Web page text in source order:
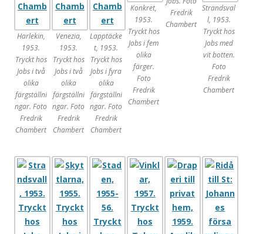
Harlekin,
1953.
Tryckt hos
Jobs i två
olika
färgställni
ngar. Foto
Fredrik
Chambert
Venezia,
1953.
Tryckt hos
Jobs i två
olika
färgställni
ngar. Foto
Fredrik
Chambert
Lapptäcke
t, 1953.
Tryckt hos
Jobs i fyra
olika
färgställni
ngar. Foto
Fredrik
Chambert
Konkret,
1953.
Tryckt hos
Jobs i fem
olika
färger.
Foto
Fredrik
Chambert
Fredrik
Chambert
Strandsval
l, 1953.
Tryckt hos
Jobs med
vit botten.
Foto
Fredrik
Chambert